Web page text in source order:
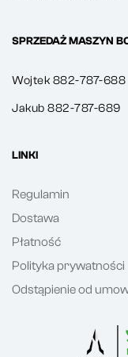
SPRZEDAŻ MASZYN
Wojtek 882-787-688
Jakub 882-787-689
LINKI
Regulamin
Dostawa
Płatność
Polityka prywatności
Odstąpienie od